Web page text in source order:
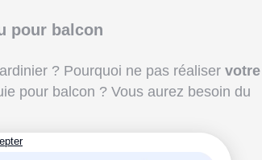
pour balcon
? Pourquoi ne pas réaliser votre
pour balcon ? Vous aurez besoin du